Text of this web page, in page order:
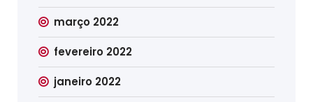
março 2022
fevereiro 2022
janeiro 2022